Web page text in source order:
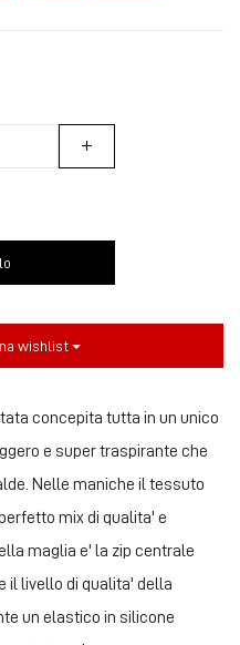
wishlist
concepita tutta in un unico
e super traspirante che
Nelle maniche il tessuto
mix di qualita' e
maglia e' la zip centrale
il livello di qualita' della
un elastico in silicone